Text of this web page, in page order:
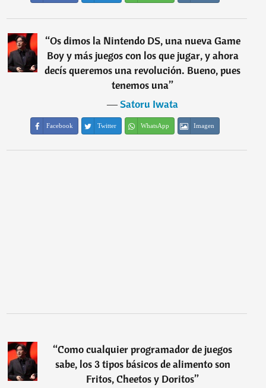
“Os dimos la Nintendo DS, una nueva Game
Boy y más juegos con los que jugar, y ahora
decís queremos una revolución. Bueno, pues
tenemos una”
―Satoru Iwata
Facebook Twitter WhatsApp Imagen
“Como cualquier programador de juegos
sabe, los 3 tipos básicos de alimento son
Fritos, Cheetos y Doritos”